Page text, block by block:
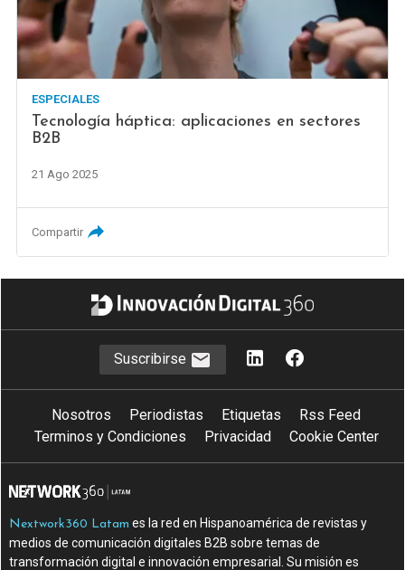
ESPECIALES
Tecnología háptica: aplicaciones en sectores
B2B
21 Ago 2025
Compartir
Suscribirse
Nosotros Periodistas Etiquetas
Rss Feed
Terminos y Condiciones
Privacidad Cookie Center
Nextwork360 Latam es la red en Hispanoamérica de revistas y
medios de comunicación digitales B2B sobre temas de
transformación digital e innovación empresarial. Su misión es